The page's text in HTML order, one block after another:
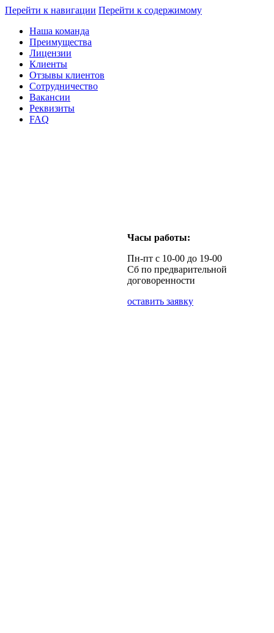
Перейти к навигации Перейти к содержимому
Наша команда
Преимущества
Лицензии
Клиенты
Отзывы клиентов
Сотрудничество
Вакансии
Реквизиты
FAQ
Часы работы:
Пн-пт с 10-00 до 19-00
Сб по предварительной
договоренности
оставить заявку